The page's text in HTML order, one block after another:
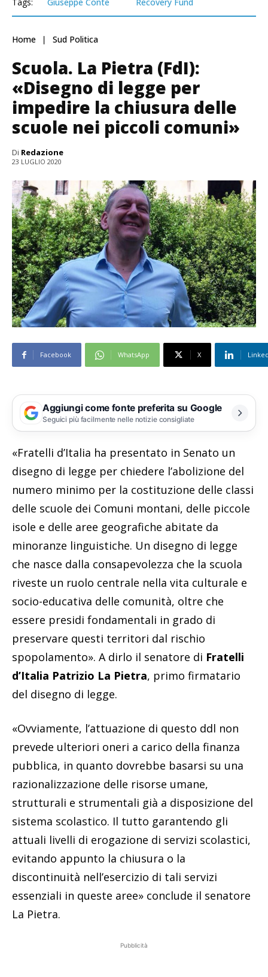
Home Sud Politica
Scuola. La Pietra (FdI):
«Disegno di legge per
impedire la chiusura delle
scuole nei piccoli comuni»
Di Redazione
23 LUGLIO 2020
Facebook WhatsApp X
Aggiungi come fonte preferita su Google
Seguici più facilmente nelle notizie consigliate
«Fratelli d’Italia ha presentato in Senato un
disegno di legge per chiedere l’abolizione del
numero minimo per la costituzione delle classi
delle scuole dei Comuni montani, delle piccole
isole e delle aree geografiche abitate da
minoranze linguistiche. Un disegno di legge
che nasce dalla consapevolezza che la scuola
riveste un ruolo centrale nella vita culturale e
socio-educativa delle comunità, oltre che
essere presidi fondamentali in grado di
preservare questi territori dal rischio
spopolamento». A dirlo il senatore di Fratelli
d’Italia Patrizio La Pietra, primo firmatario
del disegno di legge.
«Ovviamente, l’attuazione di questo ddl non
prevede ulteriori oneri a carico della finanza
pubblica, in quanto dovrebbe basarsi su una
razionalizzazione delle risorse umane,
strutturali e strumentali già a disposizione del
sistema scolastico. Il tutto garantendo gli
attuali livelli di erogazione di servizi scolastici,
evitando appunto la chiusura o la
discontinuità nell’esercizio di tali servizi
essenziali in queste aree» conclude il senatore
La Pietra.
Pubblicità